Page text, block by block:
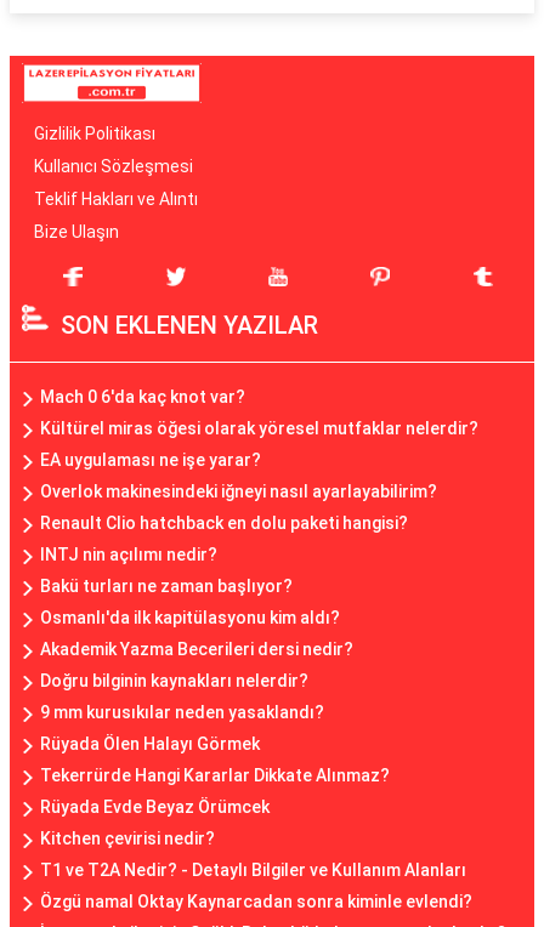
Gizlilik Politikası
Kullanıcı Sözleşmesi
Teklif Hakları ve Alıntı
Bize Ulaşın
SON EKLENEN YAZILAR
Mach 0 6'da kaç knot var?
Kültürel miras öğesi olarak yöresel mutfaklar nelerdir?
EA uygulaması ne işe yarar?
Overlok makinesindeki iğneyi nasıl ayarlayabilirim?
Renault Clio hatchback en dolu paketi hangisi?
INTJ nin açılımı nedir?
Bakü turları ne zaman başlıyor?
Osmanlı'da ilk kapitülasyonu kim aldı?
Akademik Yazma Becerileri dersi nedir?
Doğru bilginin kaynakları nelerdir?
9 mm kurusıkılar neden yasaklandı?
Rüyada Ölen Halayı Görmek
Tekerrürde Hangi Kararlar Dikkate Alınmaz?
Rüyada Evde Beyaz Örümcek
Kitchen çevirisi nedir?
T1 ve T2A Nedir? - Detaylı Bilgiler ve Kullanım Alanları
Özgü namal Oktay Kaynarcadan sonra kiminle evlendi?